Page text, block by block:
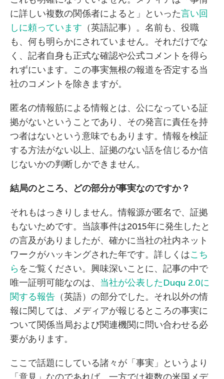
に詳しい複数の関係者によると」といった言い回
しに頼っています （英語記事）。名前も、役職
も、何も明らかにされていません。それだけでな
く、記者自身も正式な確認や公式コメントを得ら
れずにいます。この事実無根の報道を否定する当
社のコメントを除きますが。
匿名の情報筋による情報とは、公になっている証
拠がないということであり、その発言に責任を持
つ者はないという意味でもあります。情報を検証
する方法がない以上、証拠のない話を信じるか信
じないかの判断しかできません。
結局のところ、どの部分が事実なのですか？
それもはっきりしません。情報源が匿名で、証拠
もないためです。当該事件は2015年に発生したと
の言及がありましたが、確かに当社の社内ネット
ワークがハッキングされた年です。詳しくはこち
らをご覧ください。興味深いことに、記事の中で
唯一証明可能なのは、 当社が公表したDuqu 2.0に
関する報告 （英語）の部分でした。それ以外の情
報に関しては、メディアが報じるところの事実に
ついて関係当局および関連機関に問い合わせる必
要があります。
ここで話題にしている諸々が「事実」というより